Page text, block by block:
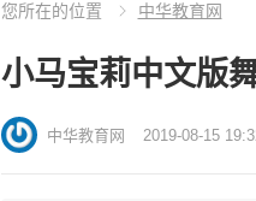
您所在的位置 中华教育网
小马宝莉中文版
中华教育网 2019-08-15